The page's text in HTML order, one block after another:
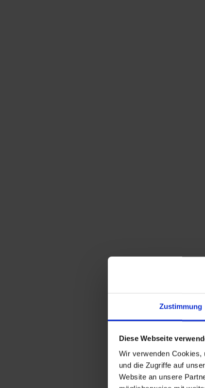
Zustimmung
Diese Webseite
Wir verwenden Cookies,
und die Zugriffe auf
Website an unsere